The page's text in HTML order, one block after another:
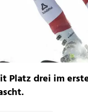
Platz drei im